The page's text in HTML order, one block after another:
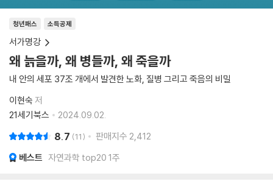
소득공제
청년패스
서가명강
왜 늙을까, 왜 병들까, 왜 죽을까
내 안의 세포 37조 개에서 발견한 노화, 질병 그리고 죽음의 비밀
이현숙 저
21세기북스
2024.09.02.
8.7 11 판매지수 2,412
베스트 자연과학 top20 1주